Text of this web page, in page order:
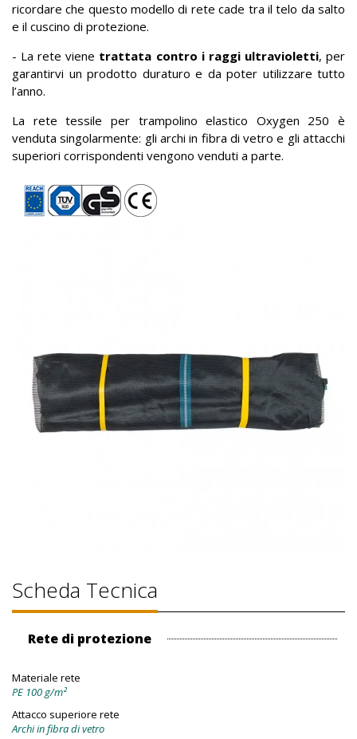
ricordare che questo modello di rete cade tra il telo da salto
e il cuscino di protezione.
- La rete viene trattata contro i raggi ultravioletti, per
garantirvi un prodotto duraturo e da poter utilizzare tutto
l’anno.
La rete tessile per trampolino elastico Oxygen 250 è
venduta singolarmente: gli archi in fibra di vetro e gli attacchi
superiori corrispondenti vengono venduti a parte.
Scheda Tecnica
Rete di protezione
Materiale rete
PE 100 g/m²
Attacco superiore rete
Archi in fibra di vetro